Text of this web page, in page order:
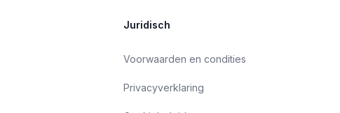
Juridisch
Voorwaarden en condities
Privacyverklaring